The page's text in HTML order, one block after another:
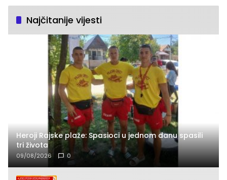
Najčitanije vijesti
Heroji Rajske plaže: Spasioci u jednom danu spasili
tri života
09/08/2026 0